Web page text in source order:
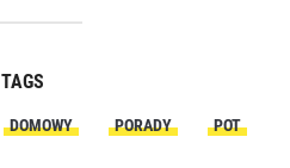
TAGS
DOMOWY PORADY POT